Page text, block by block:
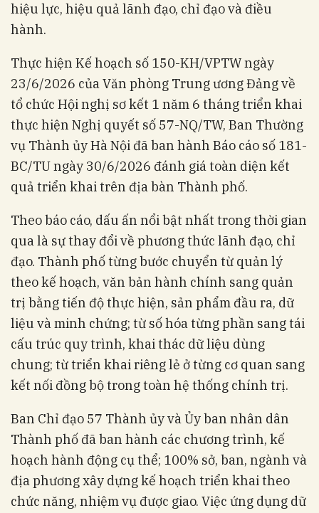
hiệu lực, hiệu quả lãnh đạo, chỉ đạo và điều
hành.
Thực hiện Kế hoạch số 150-KH/VPTW ngày
23/6/2026 của Văn phòng Trung ương Đảng về
tổ chức Hội nghị sơ kết 1 năm 6 tháng triển khai
thực hiện Nghị quyết số 57-NQ/TW, Ban Thường
vụ Thành ủy Hà Nội đã ban hành Báo cáo số 181-
BC/TU ngày 30/6/2026 đánh giá toàn diện kết
quả triển khai trên địa bàn Thành phố.
Theo báo cáo, dấu ấn nổi bật nhất trong thời gian
qua là sự thay đổi về phương thức lãnh đạo, chỉ
đạo. Thành phố từng bước chuyển từ quản lý
theo kế hoạch, văn bản hành chính sang quản
trị bằng tiến độ thực hiện, sản phẩm đầu ra, dữ
liệu và minh chứng; từ số hóa từng phần sang tái
cấu trúc quy trình, khai thác dữ liệu dùng
chung; từ triển khai riêng lẻ ở từng cơ quan sang
kết nối đồng bộ trong toàn hệ thống chính trị.
Ban Chỉ đạo 57 Thành ủy và Ủy ban nhân dân
Thành phố đã ban hành các chương trình, kế
hoạch hành động cụ thể; 100% sở, ban, ngành và
địa phương xây dựng kế hoạch triển khai theo
chức năng, nhiệm vụ được giao. Việc ứng dụng dữ